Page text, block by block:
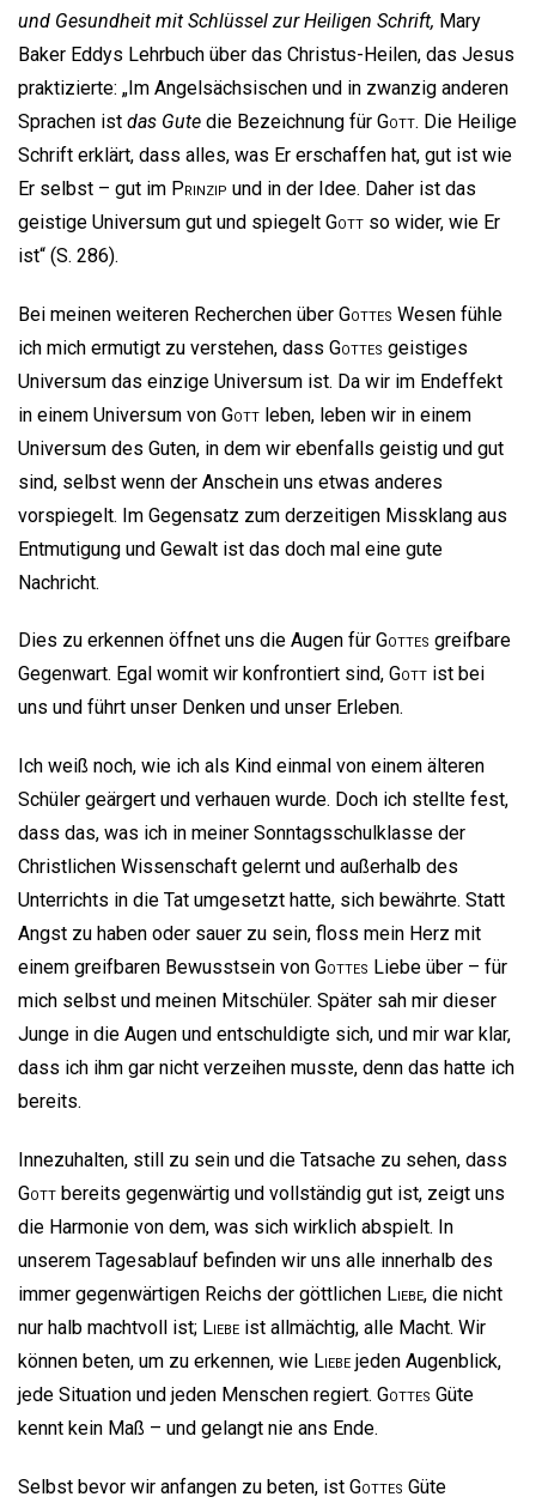
und Gesundheit mit Schlüssel zur Heiligen Schrift, Mary
Baker Eddys Lehrbuch über das Christus-Heilen, das Jesus
praktizierte: „Im Angelsächsischen und in zwanzig anderen
Sprachen ist das Gute die Bezeichnung für Gott. Die Heilige
Schrift erklärt, dass alles, was Er erschaffen hat, gut ist wie
Er selbst – gut im Prinzip und in der Idee. Daher ist das
geistige Universum gut und spiegelt Gott so wider, wie Er
ist“ (S. 286).
Bei meinen weiteren Recherchen über Gottes Wesen fühle
ich mich ermutigt zu verstehen, dass Gottes geistiges
Universum das einzige Universum ist. Da wir im Endeffekt
in einem Universum von Gott leben, leben wir in einem
Universum des Guten, in dem wir ebenfalls geistig und gut
sind, selbst wenn der Anschein uns etwas anderes
vorspiegelt. Im Gegensatz zum derzeitigen Missklang aus
Entmutigung und Gewalt ist das doch mal eine gute
Nachricht.
Dies zu erkennen öffnet uns die Augen für Gottes greifbare
Gegenwart. Egal womit wir konfrontiert sind, Gott ist bei
uns und führt unser Denken und unser Erleben.
Ich weiß noch, wie ich als Kind einmal von einem älteren
Schüler geärgert und verhauen wurde. Doch ich stellte fest,
dass das, was ich in meiner Sonntagsschulklasse der
Christlichen Wissenschaft gelernt und außerhalb des
Unterrichts in die Tat umgesetzt hatte, sich bewährte. Statt
Angst zu haben oder sauer zu sein, floss mein Herz mit
einem greifbaren Bewusstsein von Gottes Liebe über – für
mich selbst und meinen Mitschüler. Später sah mir dieser
Junge in die Augen und entschuldigte sich, und mir war klar,
dass ich ihm gar nicht verzeihen musste, denn das hatte ich
bereits.
Innezuhalten, still zu sein und die Tatsache zu sehen, dass
Gott bereits gegenwärtig und vollständig gut ist, zeigt uns
die Harmonie von dem, was sich wirklich abspielt. In
unserem Tagesablauf befinden wir uns alle innerhalb des
immer gegenwärtigen Reichs der göttlichen Liebe, die nicht
nur halb machtvoll ist; Liebe ist allmächtig, alle Macht. Wir
können beten, um zu erkennen, wie Liebe jeden Augenblick,
jede Situation und jeden Menschen regiert. Gottes Güte
kennt kein Maß – und gelangt nie ans Ende.
Selbst bevor wir anfangen zu beten, ist Gottes Güte